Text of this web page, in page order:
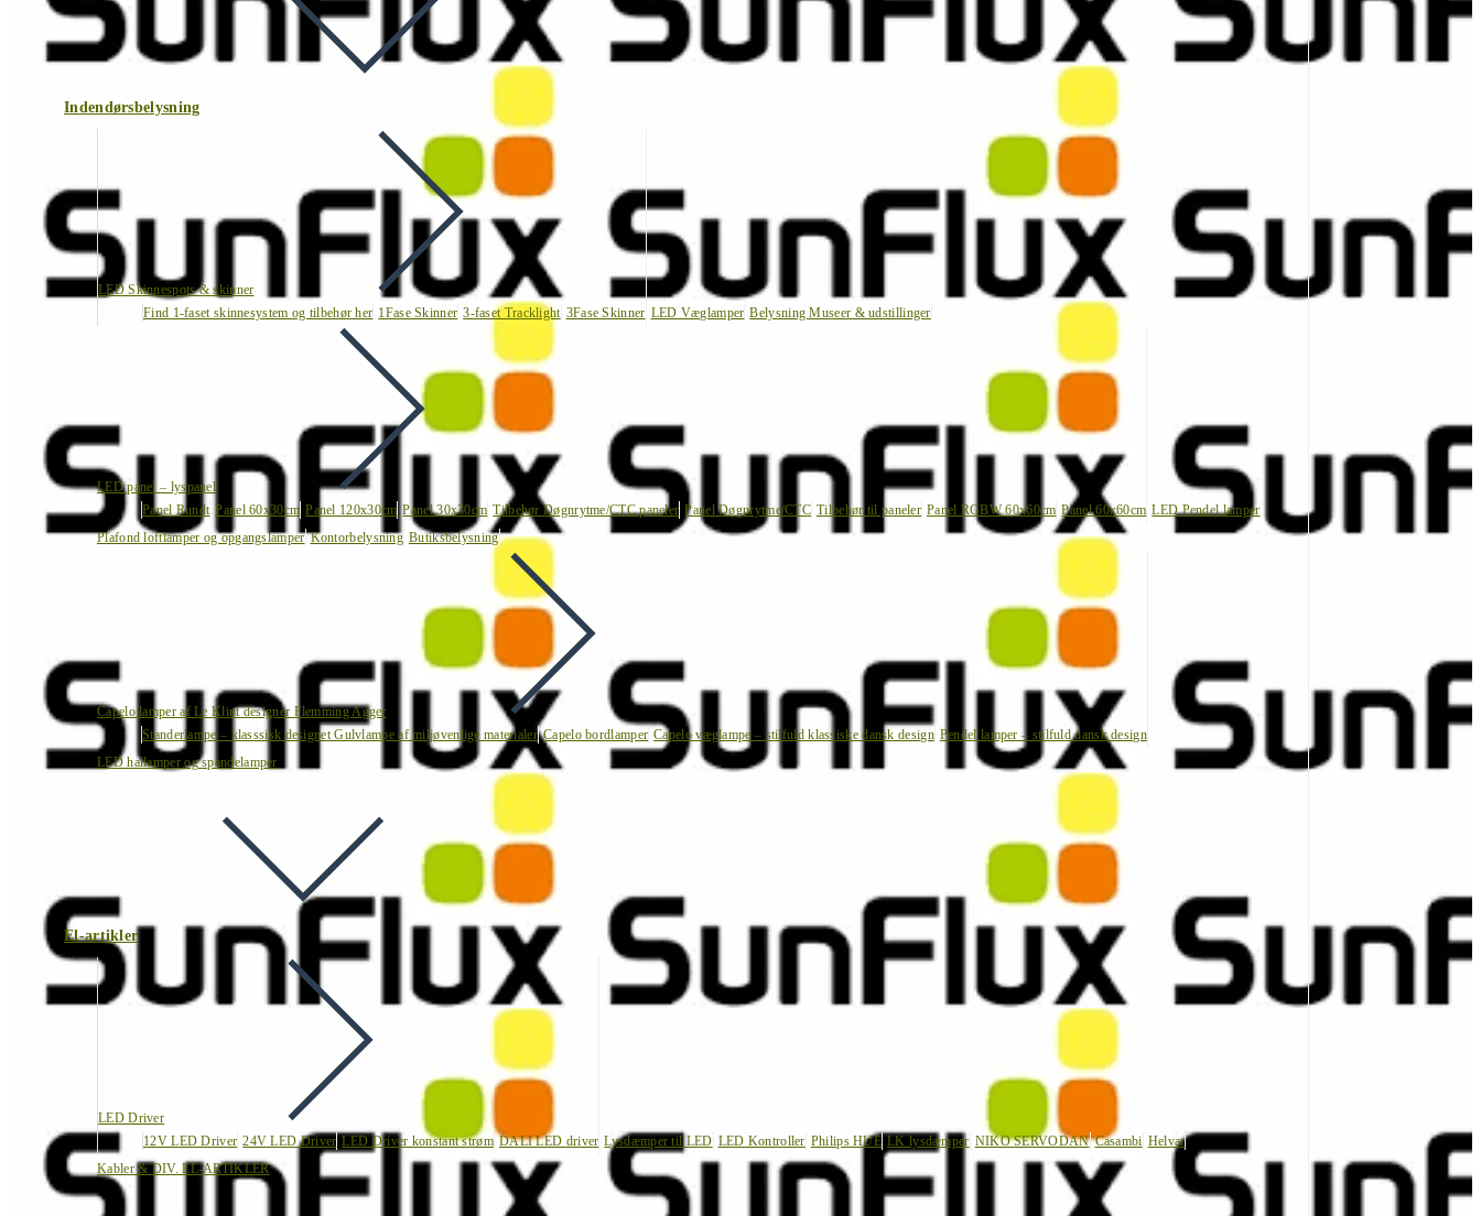
Indendørsbelysning
LED Skinnespots & skinner
Find 1-faset skinnesystem og tilbehør her 1Fase Skinner 3-faset Tracklight 3Fase Skinner LED Væglamper Belysning Museer & udstillinger
LED panel – lyspanel
Panel Rundt Panel 60x30cm Panel 120x30cm Panel 30x30cm Tilbehør Døgnrytme/CTC paneler Panel Døgnrytme/CTC Tilbehør til paneler Panel RGBW 60x60cm Panel 60x60cm LED Pendel lamper
Plafond loftlamper og opgangslamper Kontorbelysning Butiksbelysning
Capelo lamper af Le Klint designer Flemming Agger
Standerlampe – klasssisk designet Gulvlampe af miljøvenlige materialer Capelo bordlamper Capelo væglampe – stilfuld klassiske dansk design Pendel lamper – stilfuld dansk design
LED hallamper og spandelamper
El-artikler
LED Driver
12V LED Driver 24V LED Driver LED Driver konstant strøm DALI LED driver Lysdæmper til LED LED Kontroller Philips HUE LK lysdæmper NIKO SERVODAN Casambi Helvar
Kabler & DIV. EL-ARTIKLER